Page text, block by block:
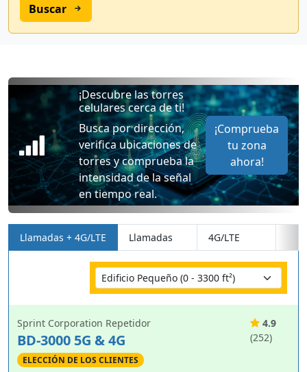
Buscar
¡Descubre las torres
celulares cerca de ti!
Busca por dirección,
verifica ubicaciones de
torres y comprueba la
intensidad de la señal
en tiempo real.
¡Comprueba
tu zona
ahora!
Llamadas + 4G/LTE Llamadas 4G/LTE
Sprint Corporation Repetidor
BD-3000 5G & 4G
ELECCIÓN DE LOS CLIENTES
4.9
(252)